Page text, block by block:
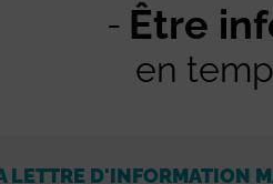
Être
en
LETTRE D'INFORMATION